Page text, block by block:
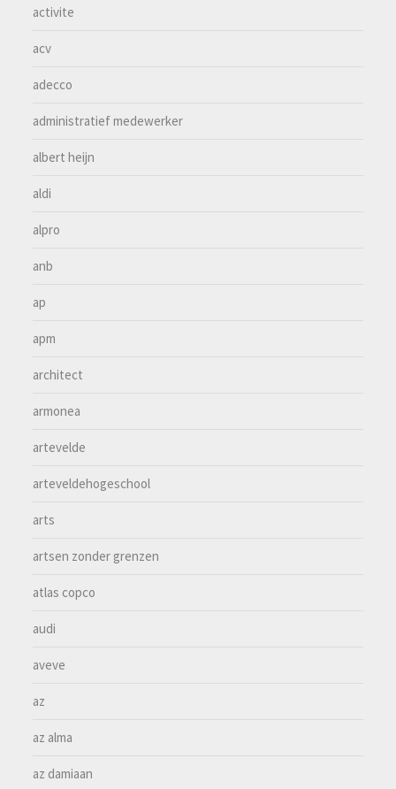
activite
acv
adecco
administratief medewerker
albert heijn
aldi
alpro
anb
ap
apm
architect
armonea
artevelde
arteveldehogeschool
arts
artsen zonder grenzen
atlas copco
audi
aveve
az
az alma
az damiaan